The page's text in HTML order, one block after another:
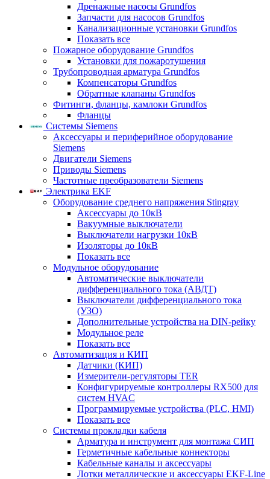
Дренажные насосы Grundfos
Запчасти для насосов Grundfos
Канализационные установки Grundfos
Показать все
Пожарное оборудование Grundfos
Установки для пожаротушения
Трубопроводная арматура Grundfos
Компенсаторы Grundfos
Обратные клапаны Grundfos
Фитинги, фланцы, камлоки Grundfos
Фланцы
Системы Siemens
Аксессуары и периферийное оборудование
Siemens
Двигатели Siemens
Приводы Siemens
Частотные преобразователи Siemens
Электрика EKF
Оборудование среднего напряжения Stingray
Аксессуары до 10кВ
Вакуумные выключатели
Выключатели нагрузки 10кВ
Изоляторы до 10кВ
Показать все
Модульное оборудование
Автоматические выключатели
дифференциального тока (АВДТ)
Выключатели дифференциального тока
(УЗО)
Дополнительные устройства на DIN-рейку
Модульное реле
Показать все
Автоматизация и КИП
Датчики (КИП)
Измерители-регуляторы TER
Конфигурируемые контроллеры RX500 для
систем HVAC
Программируемые устройства (PLC, HMI)
Показать все
Системы прокладки кабеля
Арматура и инструмент для монтажа СИП
Герметичные кабельные коннекторы
Кабельные каналы и аксессуары
Лотки металлические и аксессуары EKF-Line